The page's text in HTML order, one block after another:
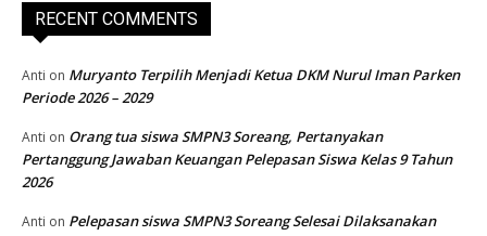
RECENT COMMENTS
Anti on Muryanto Terpilih Menjadi Ketua DKM Nurul Iman Parken
Periode 2026 – 2029
Anti on Orang tua siswa SMPN3 Soreang, Pertanyakan
Pertanggung Jawaban Keuangan Pelepasan Siswa Kelas 9 Tahun
2026
Anti on Pelepasan siswa SMPN3 Soreang Selesai Dilaksanakan